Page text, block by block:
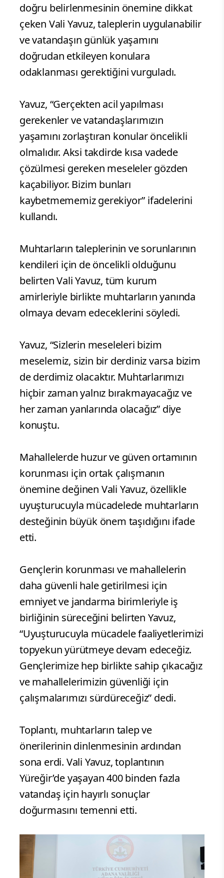
doğru belirlenmesinin önemine dikkat
çeken Vali Yavuz, taleplerin uygulanabilir
ve vatandaşın günlük yaşamını
doğrudan etkileyen konulara
odaklanması gerektiğini vurguladı.
Yavuz, “Gerçekten acil yapılması
gerekenler ve vatandaşlarımızın
yaşamını zorlaştıran konular öncelikli
olmalıdır. Aksi takdirde kısa vadede
çözülmesi gereken meseleler gözden
kaçabiliyor. Bizim bunları
kaybetmememiz gerekiyor” ifadelerini
kullandı.
Muhtarların taleplerinin ve sorunlarının
kendileri için de öncelikli olduğunu
belirten Vali Yavuz, tüm kurum
amirleriyle birlikte muhtarların yanında
olmaya devam edeceklerini söyledi.
Yavuz, “Sizlerin meseleleri bizim
meselemiz, sizin bir derdiniz varsa bizim
de derdimiz olacaktır. Muhtarlarımızı
hiçbir zaman yalnız bırakmayacağız ve
her zaman yanlarında olacağız” diye
konuştu.
Mahallelerde huzur ve güven ortamının
korunması için ortak çalışmanın
önemine değinen Vali Yavuz, özellikle
uyuşturucuyla mücadelede muhtarların
desteğinin büyük önem taşıdığını ifade
etti.
Gençlerin korunması ve mahallelerin
daha güvenli hale getirilmesi için
emniyet ve jandarma birimleriyle iş
birliğinin süreceğini belirten Yavuz,
“Uyuşturucuyla mücadele faaliyetlerimizi
topyekun yürütmeye devam edeceğiz.
Gençlerimize hep birlikte sahip çıkacağız
ve mahallelerimizin güvenliği için
çalışmalarımızı sürdüreceğiz” dedi.
Toplantı, muhtarların talep ve
önerilerinin dinlenmesinin ardından
sona erdi. Vali Yavuz, toplantının
Yüreğir’de yaşayan 400 binden fazla
vatandaş için hayırlı sonuçlar
doğurmasını temenni etti.